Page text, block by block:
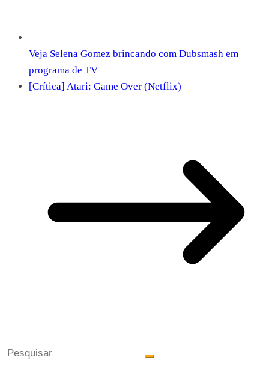
Veja Selena Gomez brincando com Dubsmash em
programa de TV
[Crítica] Atari: Game Over (Netflix)